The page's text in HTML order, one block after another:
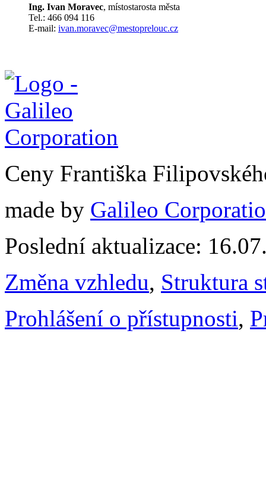
Ing. Ivan Moravec, místostarosta města
Tel.: 466 094 116
E-mail: ivan.moravec@mestoprelouc.cz
Ceny Františka
made by Galileo
Poslední aktualizace:
Změna vzhledu, Struktura
Prohlášení o přístupnosti,